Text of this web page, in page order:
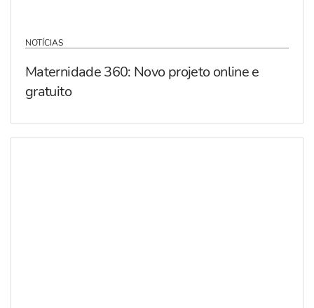
NOTÍCIAS
Maternidade 360: Novo projeto online e
gratuito